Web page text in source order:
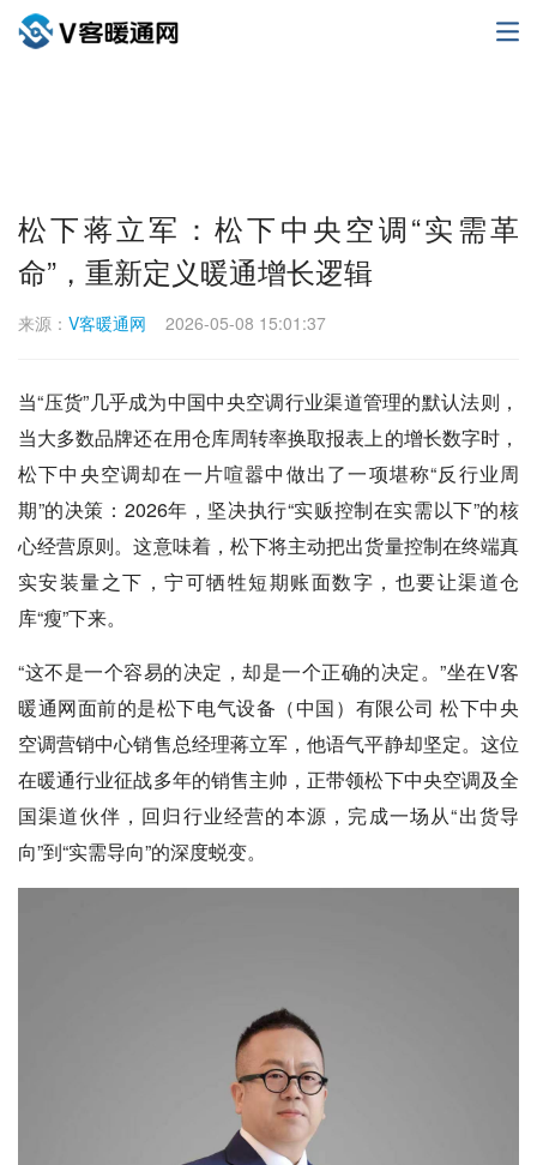
松下蒋立军：松下中央空调“实需革
命”，重新定义暖通增长逻辑
来源： V客暖通网 2026-05-08 15:01:37
当“压货”几乎成为中国中央空调行业渠道管理的默认法则，
当大多数品牌还在用仓库周转率换取报表上的增长数字时，
松下中央空调却在一片喧嚣中做出了一项堪称“反行业周
期”的决策：2026年，坚决执行“实贩控制在实需以下”的核
心经营原则。这意味着，松下将主动把出货量控制在终端真
实安装量之下，宁可牺牲短期账面数字，也要让渠道仓
库“瘦”下来。
“这不是一个容易的决定，却是一个正确的决定。”坐在V客
暖通网面前的是松下电气设备（中国）有限公司 松下中央
空调营销中心销售总经理蒋立军，他语气平静却坚定。这位
在暖通行业征战多年的销售主帅，正带领松下中央空调及全
国渠道伙伴，回归行业经营的本源，完成一场从“出货导
向”到“实需导向”的深度蜕变。